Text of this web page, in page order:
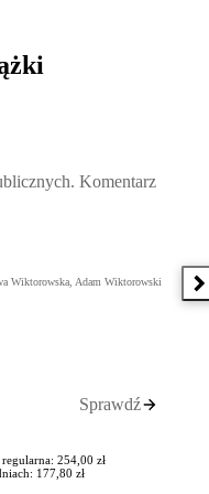
Komentarz
Wiktorowska, Adam Wiktorowski
Sprawdź
regularna: 254,00 zł
177,80 zł